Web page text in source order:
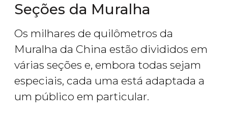
Seções da Muralha
Os milhares de quilômetros da
Muralha da China estão divididos em
várias seções e, embora todas sejam
especiais, cada uma está adaptada a
um público em particular.